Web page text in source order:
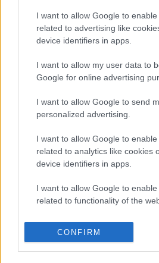
I want to allow Google to
related to advertising like
device identifiers in apps.
I want to allow my user data to
Google for online advertising
I want to allow Google to send
personalized advertising.
I want to allow Google to
related to analytics like cookies
device identifiers in apps.
I want to allow Google to
related to functionality of the
I want to allow Google to enable
related to personalization.
CONFIRM